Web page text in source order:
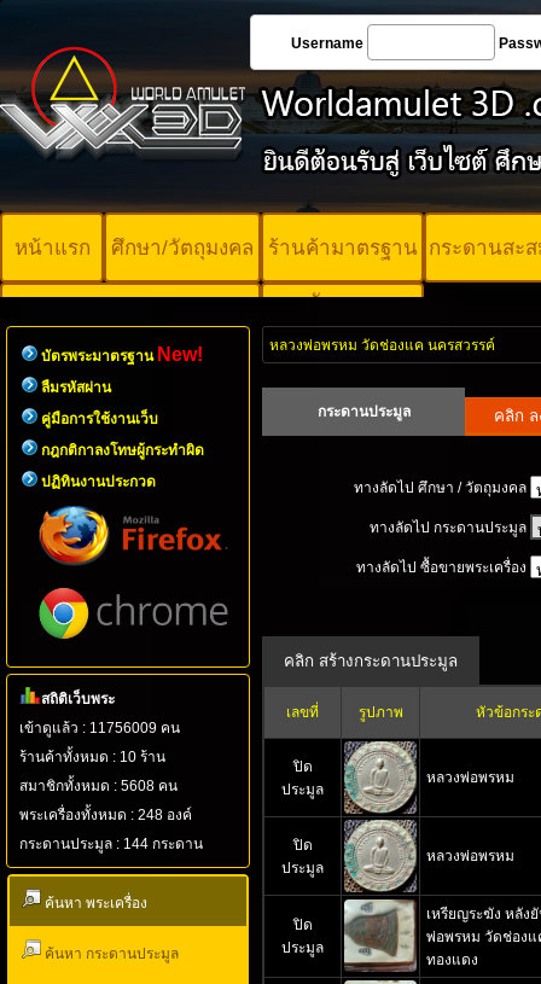
Username
หน้าแรก ศึกษา/วัตถุมงคล ร้านค้ามาตรฐาน กระดานสะ
บัตรพระ
มาตรฐาน
บัตรพระมาตรฐาน New!
ลืมรหัสผ่าน
คู่มือการใช้งานเว็บ
กฎกติกาลงโทษผู้กระทำผิด
ปฏิทินงานประกวด
สถิติเว็บพระ
เข้าดูแล้ว : 11756009 คน
ร้านค้าทั้งหมด : 10 ร้าน
สมาชิกทั้งหมด : 5608 คน
พระเครื่องทั้งหมด : 248 องค์
กระดานประมูล : 144 กระดาน
ค้นหา พระเครื่อง
ค้นหา กระดานประมูล
หลวงพ่อพรหม วัดช่องแค นครสวรรค์
กระดานประมูล
ทางลัดไป ศึกษา / วัตถุมงคล
ทางลัดไป กระดานประมูล
ทางลัดไป ซื้อขายพระเครื่อง
เลขที่ รูปภาพ หัวข้อกระ
ปิด
ประมูล
หลวงพ่อพรหม
ปิด
ประมูล
หลวงพ่อพรหม
ปิด
ประมูล
เหรียญระฆัง หลัง
พ่อพรหม วัดช่องแ
ทองแดง